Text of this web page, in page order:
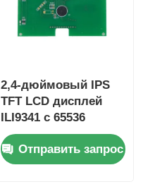
2,4-дюймовый IPS
TFT LCD дисплей
ILI9341 с 65536
цветами (16 бит) и
высоким
коэффициентом
Отправить запрос